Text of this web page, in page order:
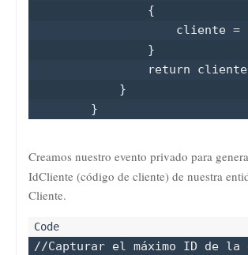
                {
cliente =
                }
return
            }
        }
Creamos nuestro evento privado para
IdCliente (código de cliente) de nuestra
Cliente.
//Capturar el máximo ID de